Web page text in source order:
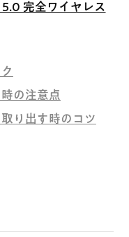
完全ワイヤレス
の注意点
り出す時のコツ